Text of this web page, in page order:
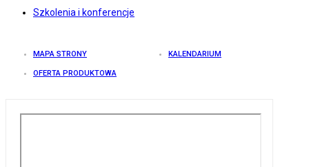
Szkolenia i konferencje
MAPA STRONY KALENDARIUM
OFERTA PRODUKTOWA